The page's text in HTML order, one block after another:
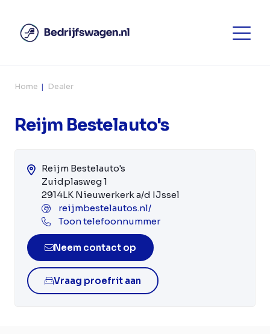
Home Dealer
Reijm Bestelauto's
Reijm Bestelauto's
Zuidplasweg 1
2914LK Nieuwerkerk a/d IJssel
reijmbestelautos.nl/
Toon telefoonnummer
Neem contact op
Vraag proefrit aan